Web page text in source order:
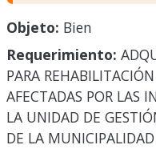
Objeto: Bien
Requerimiento:
PARA
AFECTADAS POR LAS
LA UNIDAD DE
DE LA